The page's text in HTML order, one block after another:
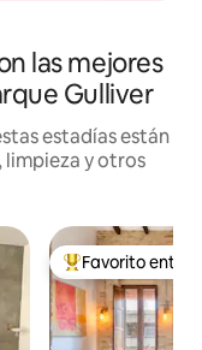
las mejores
Gulliver
estadías están
limpieza y otros
Favorito entre
Favorito entre